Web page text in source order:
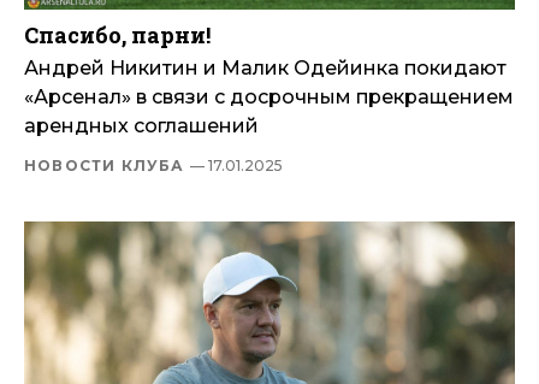
Спасибо, парни!
Андрей Никитин и Малик Одейинка покидают
«Арсенал» в связи с досрочным прекращением
арендных соглашений
НОВОСТИ КЛУБА — 17.01.2025